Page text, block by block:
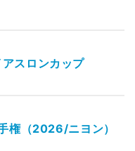
スロンカップ
権（2026/ニヨン）